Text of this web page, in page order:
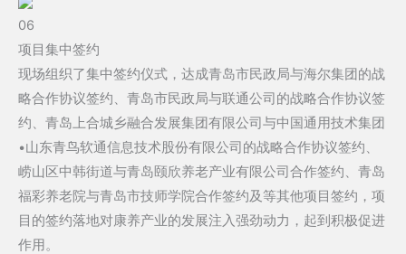
06
项目集中签约
现场组织了集中签约仪式，达成青岛市民政局与海尔集团的战
略合作协议签约、青岛市民政局与联通公司的战略合作协议签
约、青岛上合城乡融合发展集团有限公司与中国通用技术集团
•山东青鸟软通信息技术股份有限公司的战略合作协议签约、
崂山区中韩街道与青岛颐欣养老产业有限公司合作签约、青岛
福彩养老院与青岛市技师学院合作签约及等其他项目签约，项
目的签约落地对康养产业的发展注入强劲动力，起到积极促进
作用。